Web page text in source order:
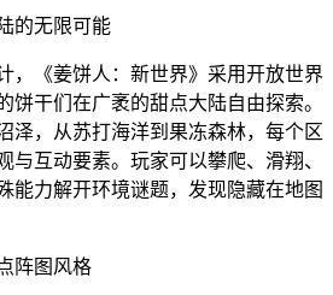
的无限可能
，《姜饼人：新世界》采用开放世界
饼干们在广袤的甜点大陆自由探索。
泽，从苏打海洋到果冻森林，每个区
与互动要素。玩家可以攀爬、滑翔、
能力解开环境谜题，发现隐藏在地图
阵图风格